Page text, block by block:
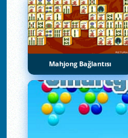
Mahjong Bağlantısı